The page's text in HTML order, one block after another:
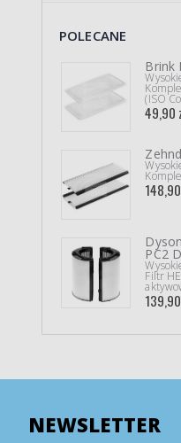
POLECANE
Brink
(ISO
49,90
PC2
Filtr
NEWSLETTER